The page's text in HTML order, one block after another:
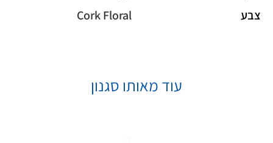
צבע
Cork Floral
עוד מאותו סגנון